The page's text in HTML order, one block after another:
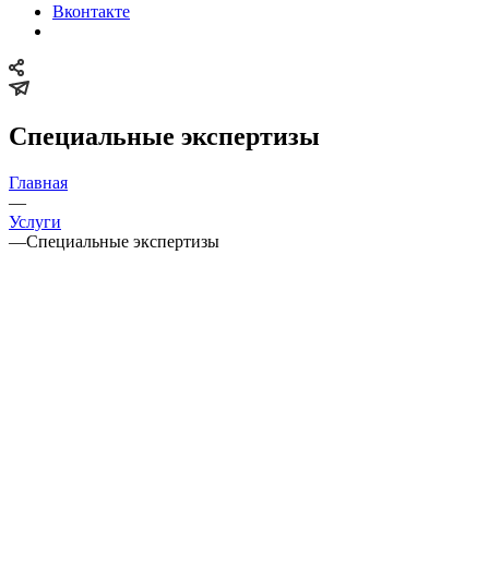
Вконтакте
Специальные экспертизы
Главная
—
Услуги
—Специальные экспертизы